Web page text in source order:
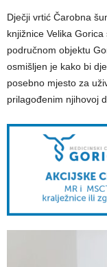
Dječji vrtić Čarobna
knjižnice Velika
područnom objektu
osmišljen je kako bi
posebno mjesto za
prilagođenim njihovoj